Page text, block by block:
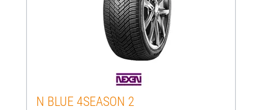
N BLUE 4SEASON 2